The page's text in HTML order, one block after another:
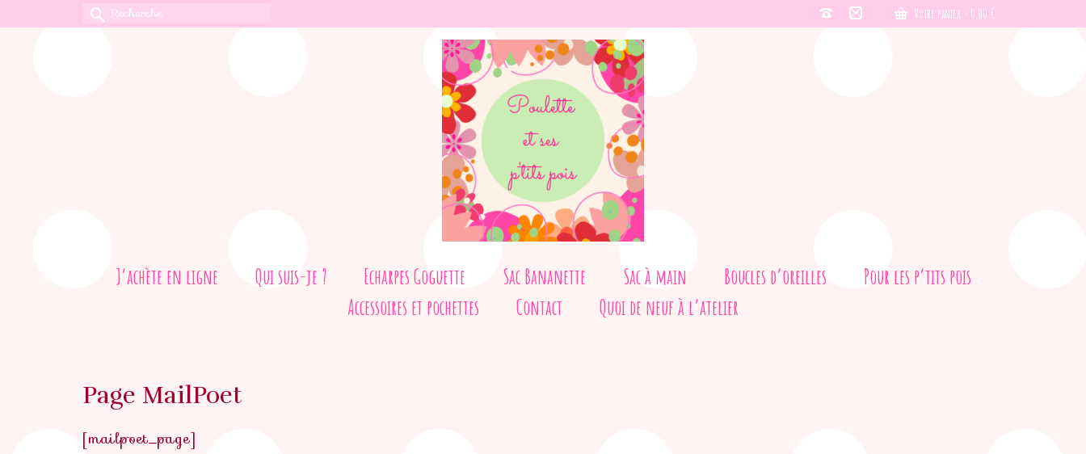
Votre panier - 0,00 €
Rechercher :
J’achète en ligne Qui suis-je ? Echarpes Goguette Sac Bananette Sac à main Boucles d’oreilles
Pour les p’tits pois
Accessoires et pochettes
Contact Quoi de neuf à l’atelier
Page MailPoet
[mailpoet_page]